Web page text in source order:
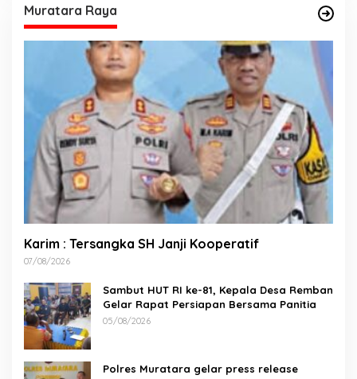
Muratara Raya
Karim : Tersangka SH Janji Kooperatif
07/08/2026
Sambut HUT RI ke-81, Kepala Desa Remban
Gelar Rapat Persiapan Bersama Panitia
05/08/2026
Polres Muratara gelar press release